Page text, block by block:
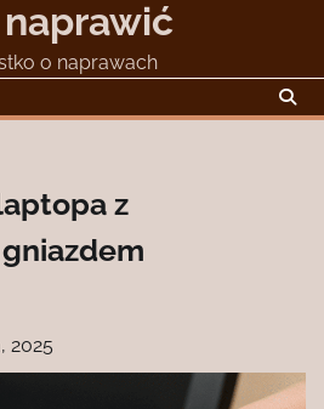
o naprawach
z
2025